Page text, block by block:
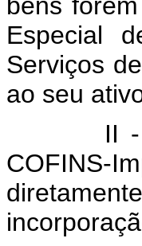
Especial
Serviços
ao seu
II - da
COFINS-